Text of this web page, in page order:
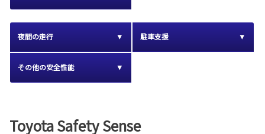
夜間の走行 駐車支援
その他の安全性能
Toyota Safety Sense